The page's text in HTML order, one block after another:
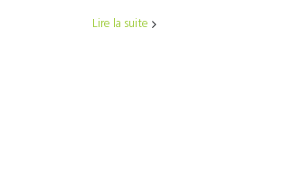
Lire la suite